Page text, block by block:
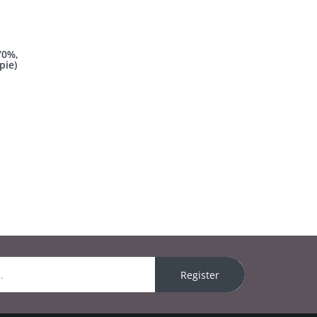
Register